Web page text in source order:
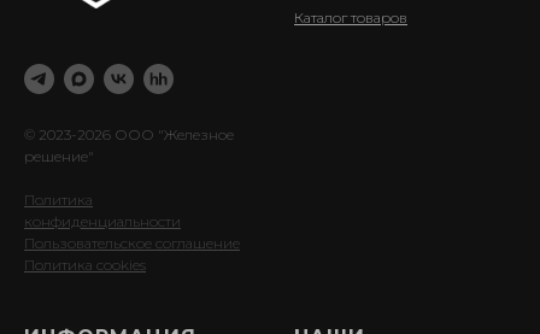
© 2023-2026 ООО "Железное
решение"
Политика
конфиденциальности
Пользовательское соглашение
Политика cookies
Каталог товаров